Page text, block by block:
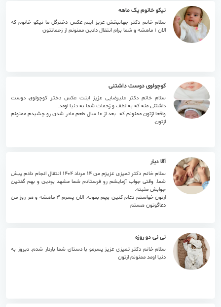
نیکو خانوم یک ماهه
سلام خانم دکتر جهانبخش عزیز اینم عکس دخترگل ما نیکو خانوم که
الان 1 ماهشه و شما برام انتقال دادین ممنونم از زحماتتون
۰۶ مرداد ۱۴۰۵
کوچولوی دوست داشتنی
سلام خانم دکتر علیرضایی عزیز اینت عکس دختر کوچولوی دوست
داشتنی منه که به لطف و زحمات شما به دنیا اومد.
واقعا ازتون ممنونم که بعد از 10 سال طعم مادر شدن رو چشیدم ممنونم
ازتون.
۲۷ تیر ۱۴۰۵
آقا دیار
سلام خانم دکتر تمیزی عزیزم من 14 مرداد 1404 انتقال انجام دادم پیش
شما. وقتی جواب آزمایشم رو فرستادم شما مشهد بودین و بهم گفتین
جوابش مثبته.
ازتون خواستم دعام کنین بچم بمونه. الان پسرم 3 ماهشه و هر روز من
دعاگوتون هستم
نی نی دو روزه
سلام خانم دکتر تمیزی عزیز پسرمو با دستای شما باردار شدم. دیروز به
دنیا اومد ممنونم ازتون